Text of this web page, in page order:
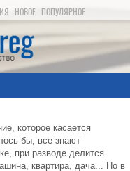
НОВОЕ ПОПУЛЯРНОЕ
которое касается
бы, все знают
при разводе делится
квартира, дача... Но в